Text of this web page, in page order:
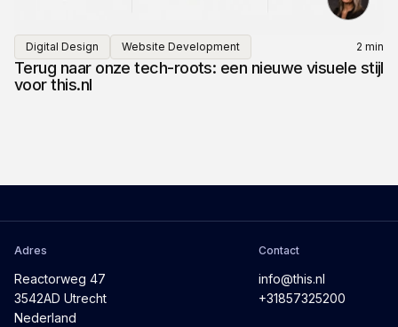
Digital Design Website Development 2 min
Terug naar onze tech-roots: een nieuwe visuele stijl
voor this.nl
Adres
Reactorweg 47
3542AD Utrecht
Nederland
Contact
info@this.nl
+31857325200